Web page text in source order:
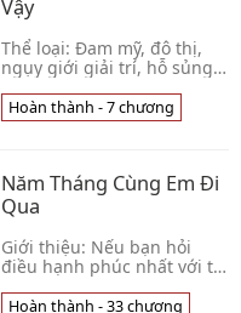
Vậy
Thể loại: Đam mỹ, đô thị,
ngụy giới giải trí, hỗ sủng,
thê nô công × trợ lí mặt dày
mỹ thụ, cường×cường, 1×1,
Hoàn thành - 7 chương
Năm Tháng Cùng Em Đi
Qua
Giới thiệu: Nếu bạn hỏi
điều hạnh phúc nhất với tôi
cô gái đi bên tôi năm 17
Hoàn thành - 33 chương